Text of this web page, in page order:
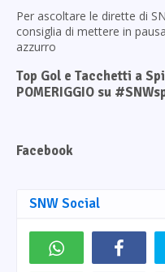
Per ascoltare le dirette di
consiglia di mettere in pausa
azzurro
Top Gol e Tacchetti a
POMERIGGIO su
Facebook
SNW Social